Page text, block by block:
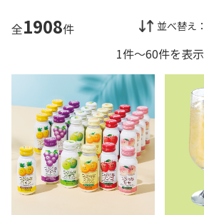
全1908件 並べ替え：
1件～60件を表示